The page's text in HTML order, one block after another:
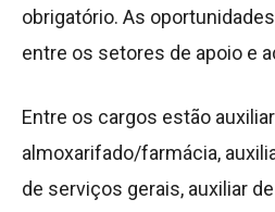
obrigatório. As
entre os setores de apoio e
Entre os cargos estão
almoxarifado/farmácia,
de serviços gerais, auxiliar